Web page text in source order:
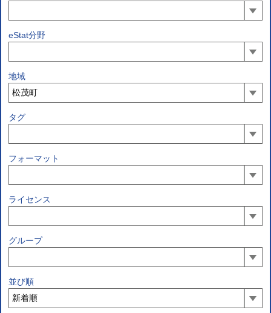
eStat分野
地域
タグ
フォーマット
ライセンス
グループ
並び順